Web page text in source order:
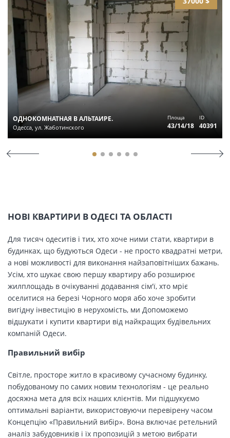
ОДНОКОМНАТНАЯ В АЛЬТАИРЕ.
Одесса, ул. Жаботинского
Площа
43/14/18
ID
40391
НОВІ КВАРТИРИ В ОДЕСІ ТА ОБЛАСТІ
Для тисяч одеситів і тих, хто хоче ними стати, квартири в
будинках, що будуються Одеси - не просто квадратні метри,
а нові можливості для виконання найзаповітніших бажань.
Усім, хто шукає свою першу квартиру або розширює
жилплощадь в очікуванні додавання сім'ї, хто мріє
оселитися на березі Чорного моря або хоче зробити
вигідну інвестицію в нерухомість, ми Допоможемо
відшукати і купити квартири від найкращих будівельних
компаній Одеси.
Правильний вибір
Світле, просторе житло в красивому сучасному будинку,
побудованому по самих новим технологіям - це реально
досяжна мета для всіх наших клієнтів. Ми підшукуємо
оптимальні варіанти, використовуючи перевірену часом
Концепцію «Правильний вибір». Вона включає ретельний
аналіз забудовників і їх пропозицій з метою вибрати